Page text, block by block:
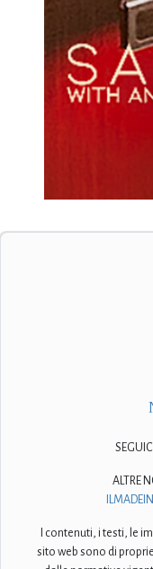
ALTRE
I contenuti, i testi, le
sito web sono di